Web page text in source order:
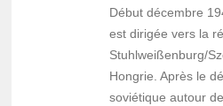
Début décembre
est dirigée vers la
Stuhlweißenburg/
Hongrie. Après le
soviétique autour